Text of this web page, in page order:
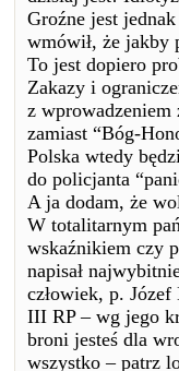
Groźne jest
wmówił, że jakby
To jest dopiero
Zakazy i
z wprowadzeniem
zamiast “Bóg-
Polska wtedy
do policjanta
A ja dodam, że
W totalitarnym
wskaźnikiem czy
napisał
człowiek, p.
III RP – wg jego
broni jesteś dla
wszystko – patrz